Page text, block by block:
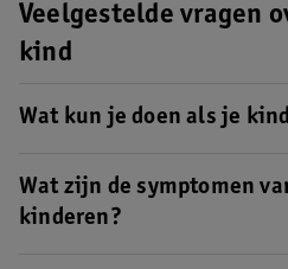
Veelgestelde vragen
kind
Wat kun je doen als je
helpen om je kind iets kouds te
water of een waterijsje. Ook het
Wat zijn de symptomen
kinderen?